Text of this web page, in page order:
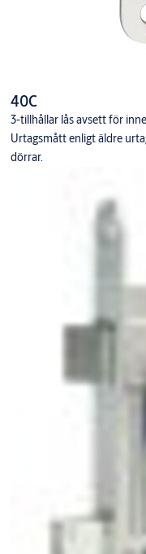
40C
3-tillhållar lås avsett för
Urtagsmått enligt äldre
dörrar.